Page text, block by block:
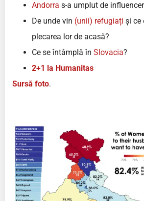
Andorra s-a umplut de
De unde vin (unii) refugiați și ce
plecarea lor de acasă?
Ce se întâmplă în Slovacia?
2+1 la Humanitas
Sursă foto.